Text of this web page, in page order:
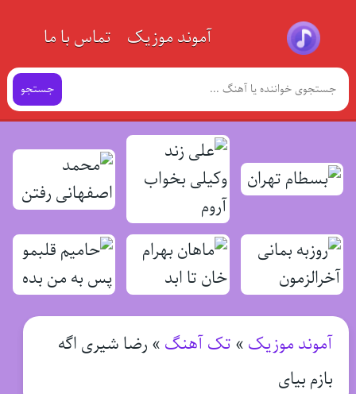
آموند موزیک تماس با ما
جستجو
آموند موزیک » تک آهنگ » رضا شیری اگه
بازم بیای